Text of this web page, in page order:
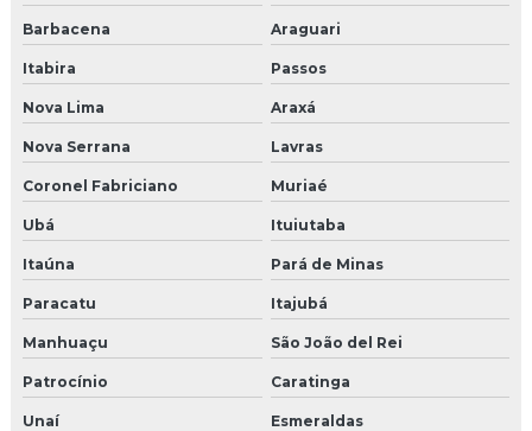
Barbacena Araguari
Itabira Passos
Nova Lima Araxá
Nova Serrana Lavras
Coronel Fabriciano Muriaé
Ubá Ituiutaba
Itaúna Pará de Minas
Paracatu Itajubá
Manhuaçu São João del Rei
Patrocínio Caratinga
Unaí Esmeraldas